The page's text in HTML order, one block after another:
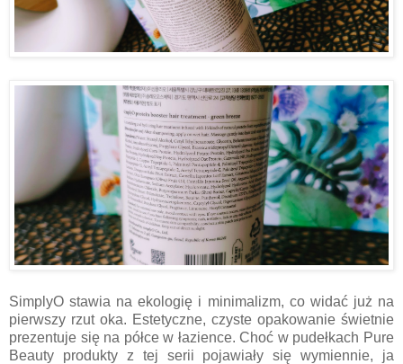
SimplyO stawia na ekologię i minimalizm, co widać już na
pierwszy rzut oka. Estetyczne, czyste opakowanie świetnie
prezentuje się na półce w łazience. Choć w pudełkach Pure
Beauty produkty z tej serii pojawiały się wymiennie, ja